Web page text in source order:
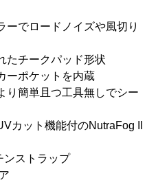
ーでロードノイズや風切り
たチークパッド形状
ーポケットを内蔵
り簡単且つ工具無しでシー
カット機能付のNutraFog II
ンストラップ